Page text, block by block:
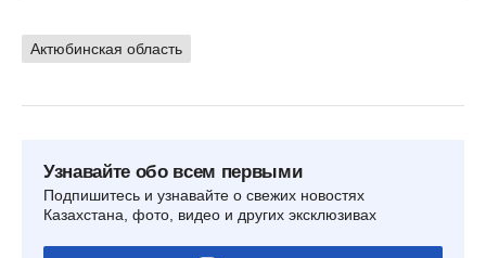
Актюбинская область
Узнавайте обо всем первыми
Подпишитесь и узнавайте о свежих новостях
Казахстана, фото, видео и других эксклюзивах